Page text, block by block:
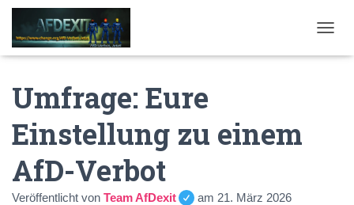
Umfrage: Eure
Einstellung zu einem
AfD-Verbot
Veröffentlicht von Team AfDexit am 21. März 2026